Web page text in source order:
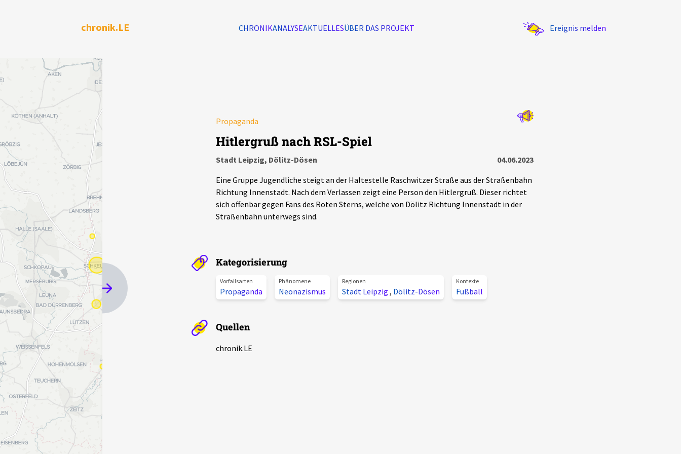
chronik.LE CHRONIKANALYSEAKTUELLESÜBER DAS PROJEKT Ereignis melden
Propaganda
Hitlergruß nach RSL-Spiel
Stadt Leipzig, Dölitz-Dösen
04.06.2023
Eine Gruppe Jugendliche steigt an der Haltestelle Raschwitzer Straße aus der Straßenbahn
Richtung Innenstadt. Nach dem Verlassen zeigt eine Person den Hitlergruß. Dieser richtet
sich offenbar gegen Fans des Roten Sterns, welche von Dölitz Richtung Innenstadt in der
Straßenbahn unterwegs sind.
Kategorisierung
Vorfallsarten
Propaganda
Phänomene
Neonazismus
Regionen
Stadt Leipzig , Dölitz-Dösen
Kontexte
Fußball
Quellen
chronik.LE